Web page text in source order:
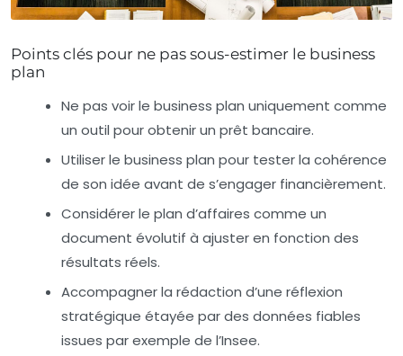
Points clés pour ne pas sous-estimer le business
plan
Ne pas voir le business plan uniquement comme
un outil pour obtenir un prêt bancaire.
Utiliser le business plan pour tester la cohérence
de son idée avant de s’engager financièrement.
Considérer le plan d’affaires comme un
document évolutif à ajuster en fonction des
résultats réels.
Accompagner la rédaction d’une réflexion
stratégique étayée par des données fiables
issues par exemple de l’Insee.